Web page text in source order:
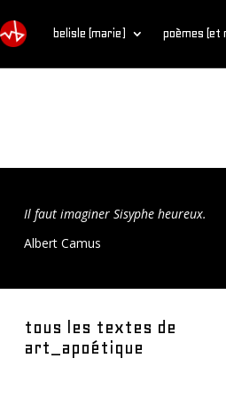
belisle (marie) poèmes (et
Il faut imaginer Sisyphe heureux.
Albert Camus
tous les textes de
art_apoétique